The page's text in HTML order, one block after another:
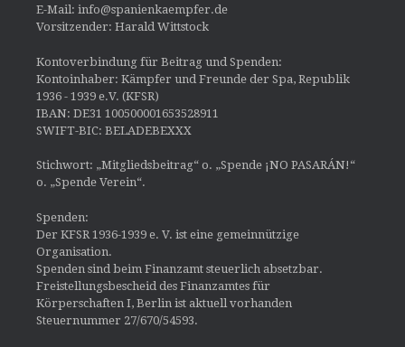
E-Mail: info@spanienkaempfer.de
Vorsitzender: Harald Wittstock
Kontoverbindung für Beitrag und Spenden:
Kontoinhaber: Kämpfer und Freunde der Spa, Republik
1936 - 1939 e.V. (KFSR)
IBAN: DE31 100500001653528911
SWIFT-BIC: BELADEBEXXX
Stichwort: „Mitgliedsbeitrag“ o. „Spende ¡NO PASARÁN!“
o. „Spende Verein“.
Spenden:
Der KFSR 1936-1939 e. V. ist eine gemeinnützige
Organisation.
Spenden sind beim Finanzamt steuerlich absetzbar.
Freistellungsbescheid des Finanzamtes für
Körperschaften I, Berlin ist aktuell vorhanden
Steuernummer 27/670/54593.